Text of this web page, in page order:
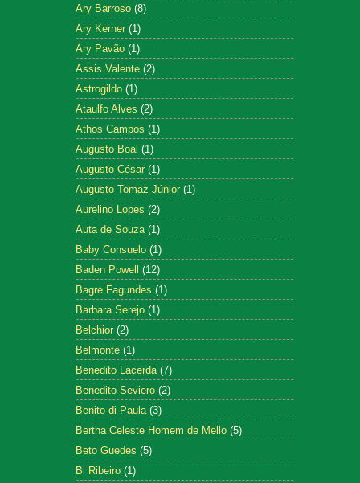
Ary Barroso (8)
Ary Kerner (1)
Ary Pavão (1)
Assis Valente (2)
Astrogildo (1)
Ataulfo Alves (2)
Athos Campos (1)
Augusto Boal (1)
Augusto César (1)
Augusto Tomaz Júnior (1)
Aurelino Lopes (2)
Auta de Souza (1)
Baby Consuelo (1)
Baden Powell (12)
Bagre Fagundes (1)
Barbara Serejo (1)
Belchior (2)
Belmonte (1)
Benedito Lacerda (7)
Benedito Seviero (2)
Benito di Paula (3)
Bertha Celeste Homem de Mello (5)
Beto Guedes (5)
Bi Ribeiro (1)